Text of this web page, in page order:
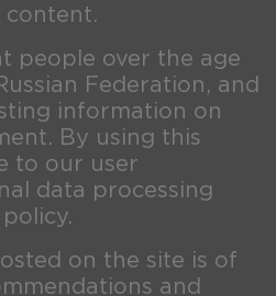
content.
people over the age
Federation, and
information on
By using this
to our user
data processing
on the site is of
and